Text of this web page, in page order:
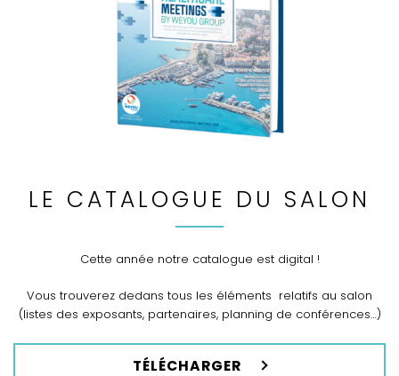
LE CATALOGUE DU SALON
Cette année notre catalogue est digital !
Vous trouverez dedans tous les éléments relatifs au salon
(listes des exposants, partenaires, planning de conférences…)
TÉLÉCHARGER